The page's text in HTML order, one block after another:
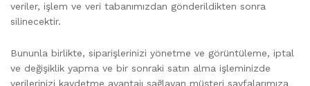
veriler, işlem ve veri tabanımızdan gönderildikten sonra
silinecektir.
Bununla birlikte, siparişlerinizi yönetme ve görüntüleme, iptal
ve değişiklik yapma ve bir sonraki satın alma işleminizde
verilerinizi kaydetme avantajı sağlayan müşteri sayfalarımıza